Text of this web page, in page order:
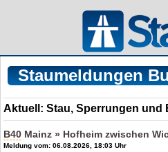
Staumeldungen
Aktuell: Stau, Sperrungen und
B40 Mainz » Hofheim zwischen
Meldung vom: 06.08.2026, 18:03 Uhr